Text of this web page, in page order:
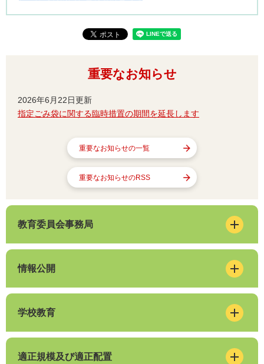
重要なお知らせ
2026年6月22日更新
指定ごみ袋に関する臨時措置の期間を延長します
重要なお知らせの一覧
重要なお知らせのRSS
教育委員会事務局
情報公開
学校教育
適正規模及び適正配置